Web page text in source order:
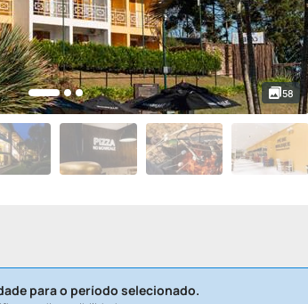
58
para o período selecionado.